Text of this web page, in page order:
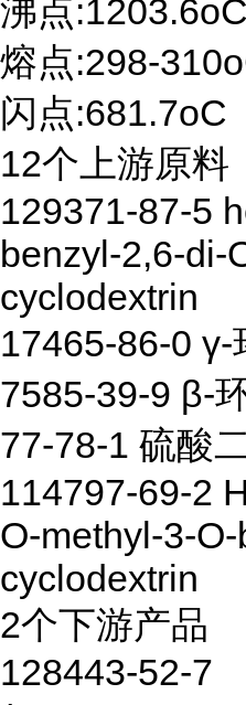
沸点
熔点:298-
闪点:681.7oC
12个上游原料
129371-87-5
benzyl-2,6-di-
cyclodextrin
17465-86-0 γ-
7585-39-9 β-
77-78-1 硫酸
114797-69-2
O-methyl-3-
cyclodextrin
2个下游产品
128443-52-7